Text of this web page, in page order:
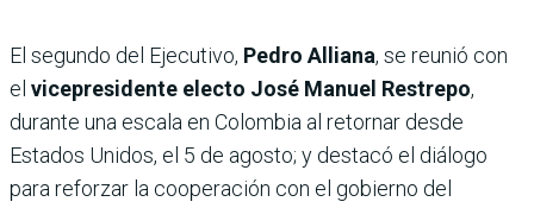
El segundo del Ejecutivo, Pedro Alliana, se reunió con
el vicepresidente electo José Manuel Restrepo,
durante una escala en Colombia al retornar desde
Estados Unidos, el 5 de agosto; y destacó el diálogo
para reforzar la cooperación con el gobierno del